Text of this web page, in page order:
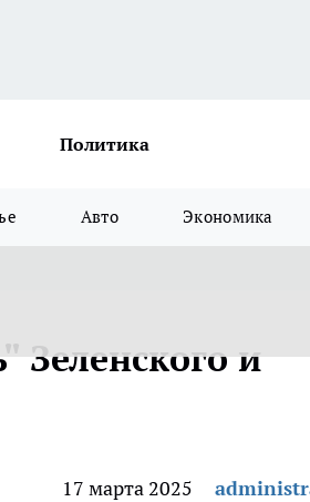
Политика
Авто Экономика
Зеленского и
17 марта 2025